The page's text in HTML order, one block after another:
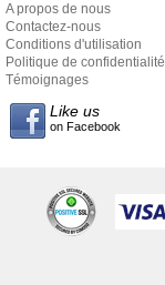
A propos de nous
Contactez-nous
Conditions d'utilisation
Politique de confidentialité
Témoignages
Like us
on Facebook